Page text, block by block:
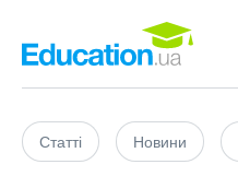
Статті Новини